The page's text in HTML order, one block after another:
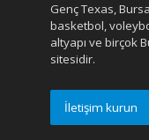
Genç Texas,
basketbol,
altyapı ve birçok
sitesidir.
İletişim kurun